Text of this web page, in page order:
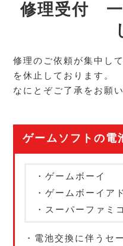
修理受付 一
修理のご依頼が集中し
を休止しております。
なにとぞご了承をお願
ゲームソフトの電
・ゲームボーイ
・ゲームボーイア
・スーパーファミ
・電池交換に伴う セ